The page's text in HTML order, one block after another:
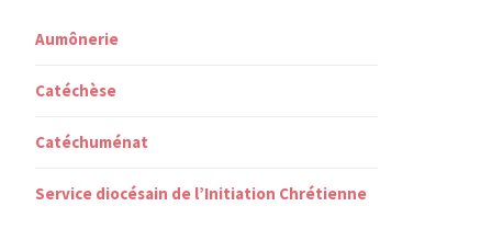
Aumônerie
Catéchèse
Catéchuménat
Service diocésain de l’Initiation Chrétienne